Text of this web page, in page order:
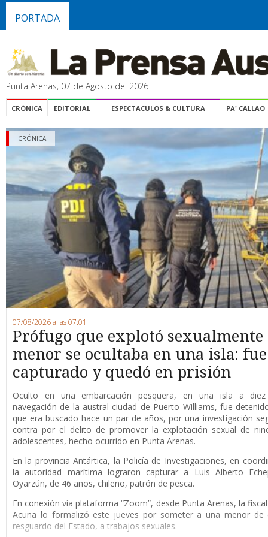
PORTADA
Punta Arenas, 07 de Agosto del 2026
CRÓNICA EDITORIAL ESPECTACULOS & CULTURA PA' CALLAO
CRÓNICA
07/08/2026 a las 07:01
Prófugo que explotó sexualmente
menor se ocultaba en una isla: fue
capturado y quedó en prisión
Oculto en una embarcación pesquera, en una isla a
navegación de la austral ciudad de Puerto Williams, fue
que era buscado hace un par de años, por una investigación
contra por el delito de promover la explotación sexual de
adolescentes, hecho ocurrido en Punta Arenas.
En la provincia Antártica, la Policía de Investigaciones, en
la autoridad marítima lograron capturar a Luis Alberto
Oyarzún, de 46 años, chileno, patrón de pesca.
En conexión vía plataforma “Zoom”, desde Punta Arenas, la
Acuña lo formalizó este jueves por someter a una menor de
resguardo del Estado, a trabajos sexuales.